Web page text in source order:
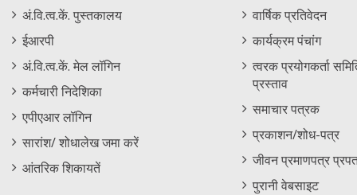
Staff
Footer
Menu
अं.वि.त्व.कें. पुस्तकालय
ईआरपी
अं.वि.त्व.कें. मेल लॉगिन
कर्मचारी निदेशिका
एपीएआर लॉगिन
सारांश/ शोधालेख जमा करें
आंतरिक शिकायतें
Informations
Menu
वार्षिक प्रतिवेदन
कार्यक्रम पंचांग
त्वरक प्रयोगकर्ता
प्रस्ताव
समाचार पत्रक
प्रकाशन/शोध-पत्र
जीवन प्रमाणपत्र
पुरानी वेबसाइट